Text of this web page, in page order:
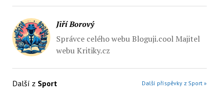
Jiří Borový
Správce celého webu Bloguji.cool Majitel
webu Kritiky.cz
Další z Sport Další příspěvky z Sport »